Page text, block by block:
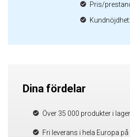
Pris/
Dina fördelar
Över 35 000 produkter i
Fri leverans i hela Europa